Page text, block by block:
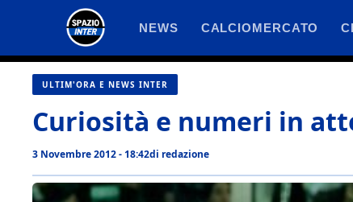
contenuto
NEWS CALCIOMERCATO
ULTIM'ORA E NEWS INTER
Curiosità e numeri in
3 Novembre 2012 - 18:42di redazione